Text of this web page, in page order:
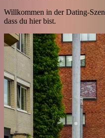
Willkommen in der Dating-
dass du hier bist.